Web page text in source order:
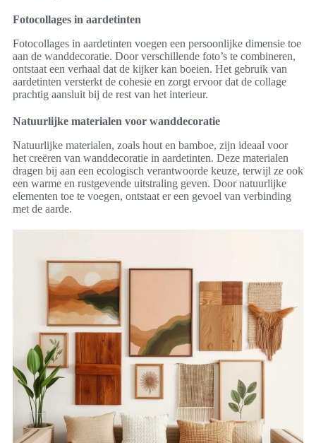
Fotocollages in aardetinten
Fotocollages in aardetinten voegen een persoonlijke dimensie toe
aan de wanddecoratie. Door verschillende foto’s te combineren,
ontstaat een verhaal dat de kijker kan boeien. Het gebruik van
aardetinten versterkt de cohesie en zorgt ervoor dat de collage
prachtig aansluit bij de rest van het interieur.
Natuurlijke materialen voor wanddecoratie
Natuurlijke materialen, zoals hout en bamboe, zijn ideaal voor
het creëren van wanddecoratie in aardetinten. Deze materialen
dragen bij aan een ecologisch verantwoorde keuze, terwijl ze ook
een warme en rustgevende uitstraling geven. Door natuurlijke
elementen toe te voegen, ontstaat er een gevoel van verbinding
met de aarde.